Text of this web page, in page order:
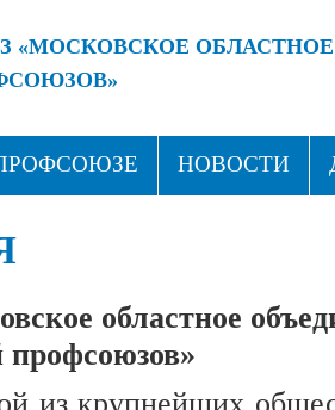
«МОСКОВСКОЕ
НОВОСТИ
областное
профсоюзов»
из крупнейших